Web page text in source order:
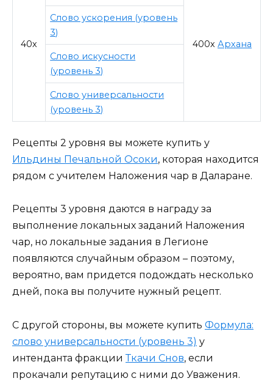
40х 400х Архана
Слово ускорения (уровень
3)
Слово искусности
(уровень 3)
Слово универсальности
(уровень 3)
Рецепты 2 уровня вы можете купить у
Ильдины Печальной Осоки, которая находится
рядом с учителем Наложения чар в Даларане.
Рецепты 3 уровня даются в награду за
выполнение локальных заданий Наложения
чар, но локальные задания в Легионе
появляются случайным образом – поэтому,
вероятно, вам придется подождать несколько
дней, пока вы получите нужный рецепт.
С другой стороны, вы можете купить Формула:
слово универсальности (уровень 3) у
интенданта фракцииТкачи Снов, если
прокачали репутацию с ними до Уважения.